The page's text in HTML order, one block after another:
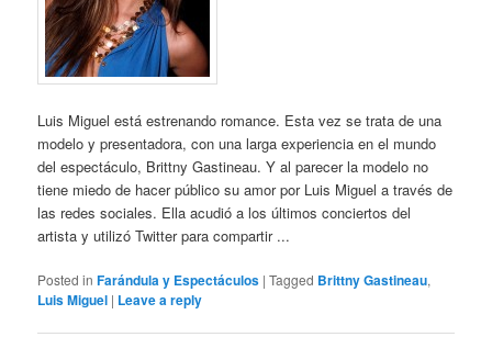
Luis Miguel está estrenando romance. Esta vez se trata de una
modelo y presentadora, con una larga experiencia en el mundo
del espectáculo, Brittny Gastineau. Y al parecer la modelo no
tiene miedo de hacer público su amor por Luis Miguel a través de
las redes sociales. Ella acudió a los últimos conciertos del
artista y utilizó Twitter para compartir ...
Posted in Farándula y Espectáculos |Tagged Brittny Gastineau,
Luis Miguel | Leave a reply